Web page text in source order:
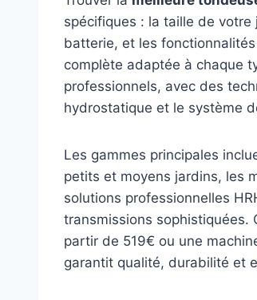
spécifiques : la taille de
batterie, et les
complète adaptée à chaque
professionnels, avec des
hydrostatique et le système
Les gammes principales
petits et moyens jardins, les
solutions professionnelles
transmissions sophistiquées.
partir de 519€ ou une
garantit qualité, durabilité et